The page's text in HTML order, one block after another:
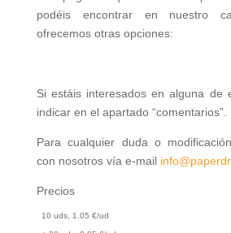
podéis encontrar en nuestro
ofrecemos otras opciones:
Si estáis interesados en alguna de
indicar en el apartado “comentarios”.
Para cualquier duda o
con nosotros vía e-mail
Precios
10 uds, 1.05 €/ud